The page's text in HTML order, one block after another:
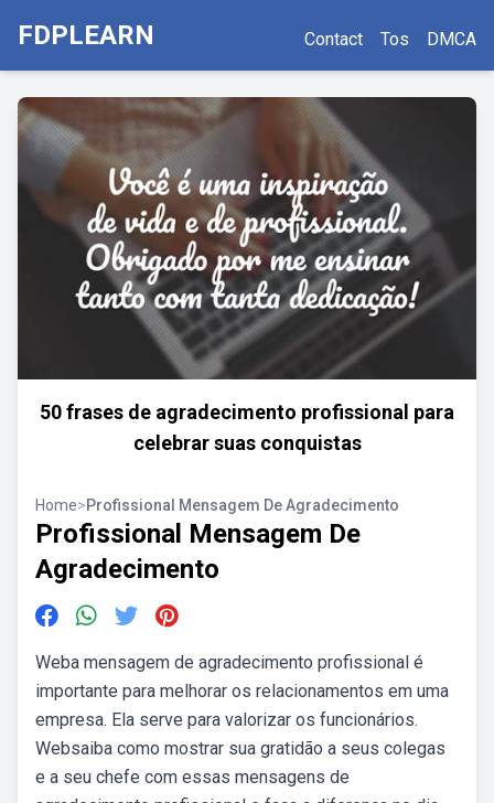
FDPLEARN Contact Tos DMCA
50 frases de agradecimento profissional para
celebrar suas conquistas
Home>Profissional Mensagem De Agradecimento
Profissional Mensagem De
Agradecimento
Weba mensagem de agradecimento profissional é
importante para melhorar os relacionamentos em uma
empresa. Ela serve para valorizar os funcionários.
Websaiba como mostrar sua gratidão a seus colegas
e a seu chefe com essas mensagens de